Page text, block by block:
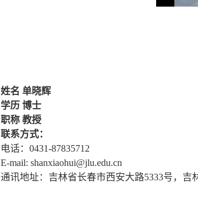
姓名 单晓辉
学历 博士
职称 教授
联系方式：
电话： 0431-87835712
E-mail: shanxiaohui@jlu.edu.cn
通讯地址：吉林省长春市西安大路5333号，吉